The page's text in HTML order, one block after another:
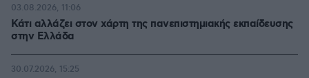
Κάτι αλλάζει στον χάρτη της πανεπιστημιακής εκπαίδευσης
στην Ελλάδα
03.08.2026, 11:06
30.07.2026, 15:25